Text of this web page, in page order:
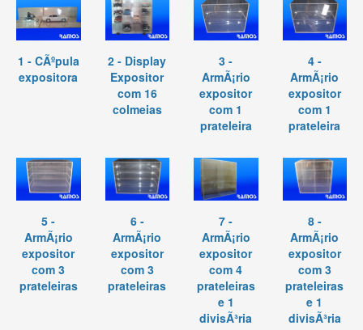
1 - CÃºpula
expositora
2 - Display
Expositor
com 16
colmeias
3 -
ArmÃ¡rio
expositor
com 1
prateleira
4 -
ArmÃ¡rio
expositor
com 1
prateleira
5 -
ArmÃ¡rio
expositor
com 3
prateleiras
6 -
ArmÃ¡rio
expositor
com 3
prateleiras
7 -
ArmÃ¡rio
expositor
com 4
prateleiras
e 1
divisÃ³ria
8 -
ArmÃ¡rio
expositor
com 3
prateleiras
e 1
divisÃ³ria